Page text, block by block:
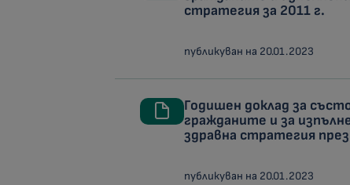
стратегия за 2011 г.
публикуван на 20.01.2023
Годишен доклад за
гражданите и за
здравна стратегия
публикуван на 20.01.2023